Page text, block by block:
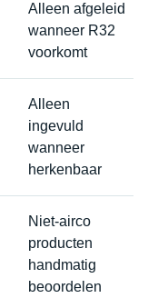
Alleen afgeleid
wanneer R32
voorkomt
Alleen
ingevuld
wanneer
herkenbaar
Niet-airco
producten
handmatig
beoordelen